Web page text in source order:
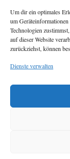
Um dir ein optimales
um
Technologien
auf dieser Website
zurückziehst, können
Dienste verwalten